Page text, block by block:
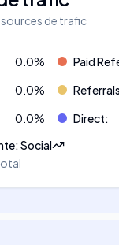
de trafic
0.0% Paid
0.0% Referrals
0.0% Direct:
:Social